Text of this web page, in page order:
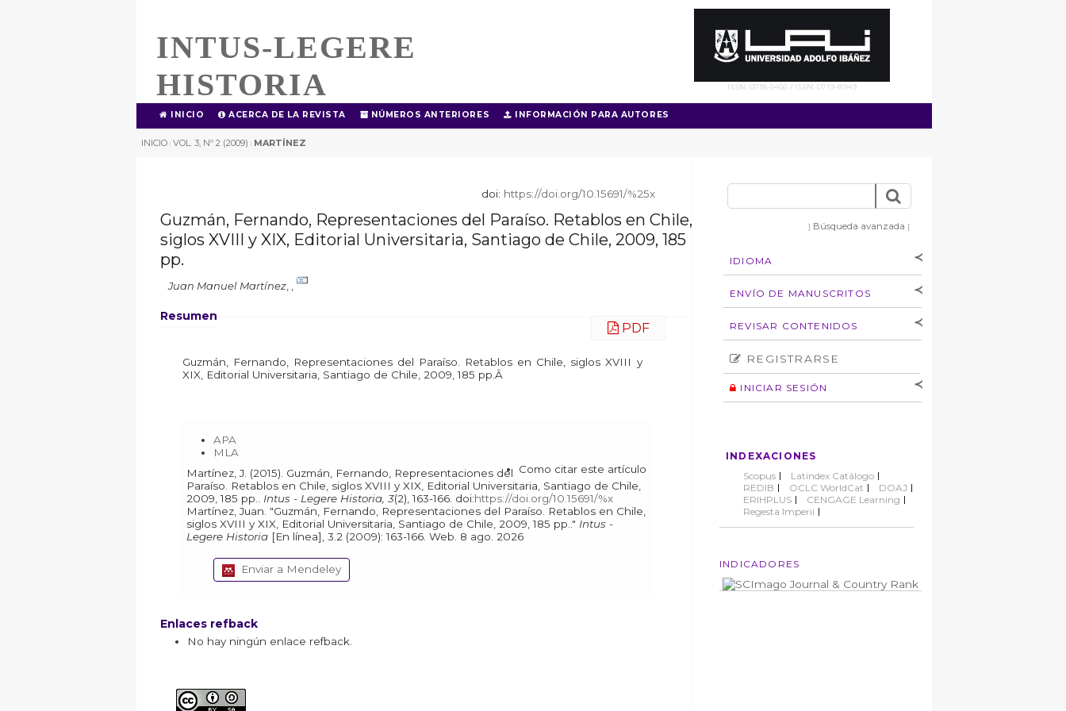
INTUS-LEGERE
HISTORIA
ISSN: 0718-5456 / ISSN: 0719-8949
INICIO ACERCA DE LA REVISTA NÚMEROS ANTERIORES INFORMACIÓN PARA AUTORES
INICIO | VOL. 3, Nº 2 (2009) | MARTÍNEZ
] Búsqueda avanzada [
IDIOMA
[Español ] [English]
ENVÍO DE MANUSCRITOS
autores
Derechos de autoría
Normas éticas
REVISAR CONTENIDOS
Número
Autor
REGISTRARSE
INICIAR SESIÓN
INDEXACIONES
Scopus
Latindex Catálogo
REDIB
OCLC WorldCat
DOAJ
ERIHPLUS
CENGAGE Learning
Regesta Imperii
INDICADORES
doi: https://doi.org/10.15691/%25x
Guzmán, Fernando, Representaciones del Paraíso. Retablos en Chile,
siglos XVIII y XIX, Editorial Universitaria, Santiago de Chile, 2009, 185
pp.
Juan Manuel Martínez, ,
Resumen
PDF
Guzmán, Fernando, Representaciones del Paraíso. Retablos en Chile, siglos XVIII y
XIX, Editorial Universitaria, Santiago de Chile, 2009, 185 pp.Â
APA
MLA
Como citar este artículo
Martínez, J. (2015). Guzmán, Fernando, Representaciones del
Paraíso. Retablos en Chile, siglos XVIII y XIX, Editorial Universitaria, Santiago de Chile,
2009, 185 pp.. Intus - Legere Historia, 3 (2), 163-166. doi:https://doi.org/10.15691/%x
Martínez, Juan. "Guzmán, Fernando, Representaciones del Paraíso. Retablos en Chile,
siglos XVIII y XIX, Editorial Universitaria, Santiago de Chile, 2009, 185 pp.." Intus -
Legere Historia
[En línea], 3.2 (2009): 163-166. Web. 8 ago. 2026
Enviar a Mendeley
Enlaces refback
No hay ningún enlace refback.